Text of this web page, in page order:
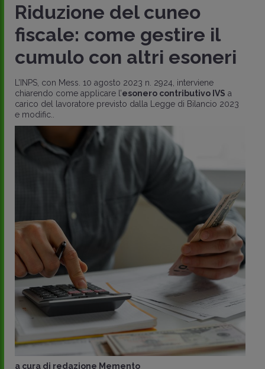
Riduzione del cuneo
fiscale: come gestire il
cumulo con altri esoneri
L’INPS, con Mess. 10 agosto 2023 n. 2924, interviene
chiarendo come applicare l’esonero contributivo IVS a
carico del lavoratore previsto dalla Legge di Bilancio 2023
e modific..
a cura di redazione Memento